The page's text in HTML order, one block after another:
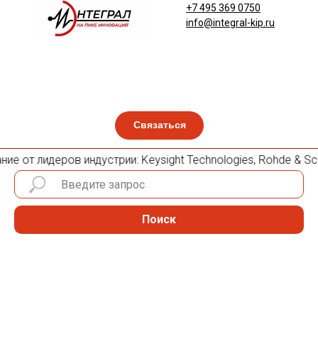
Связаться
+7 495 369 0750
info@integral-kip.ru
от лидеров индустрии: Keysight Technologies, Rohde &
Поиск